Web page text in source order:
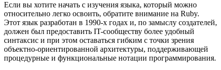
Если вы хотите начать с изучения языка, который можно
относительно легко освоить, обратите внимание на Ruby.
Этот язык разработан в 1990-х годах и, по замыслу создателей,
должен был предоставить IT-сообществу более удобный
синтаксис и при этом оставаться гибким с точки зрения
объектно-ориентированной архитектуры, поддерживающей
процедурные и функциональные нотации программирования.